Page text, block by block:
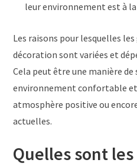
leur environnement est à
Les raisons pour lesquelles
décoration sont variées et
Cela peut être une manière de
environnement confortable et
atmosphère positive ou
actuelles.
Quelles sont